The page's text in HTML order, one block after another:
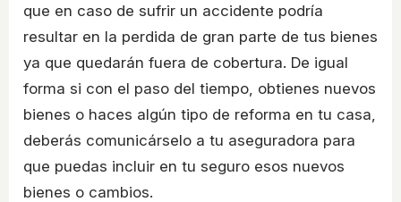
que en caso de sufrir un accidente podría
resultar en la perdida de gran parte de tus bienes
ya que quedarán fuera de cobertura. De igual
forma si con el paso del tiempo, obtienes nuevos
bienes o haces algún tipo de reforma en tu casa,
deberás comunicárselo a tu aseguradora para
que puedas incluir en tu seguro esos nuevos
bienes o cambios.